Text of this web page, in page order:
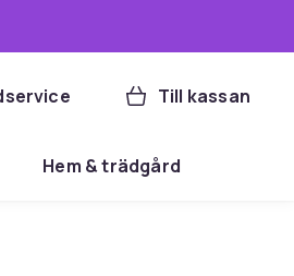
Till kassan
Hem & trädgård